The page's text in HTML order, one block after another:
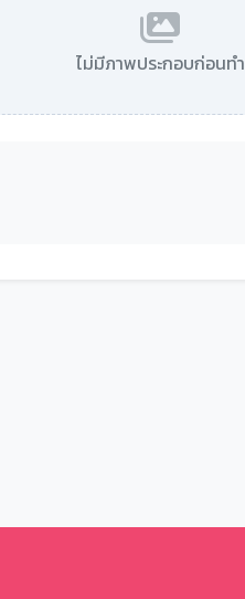
ไม่มีภาพประกอบก่อนทำ